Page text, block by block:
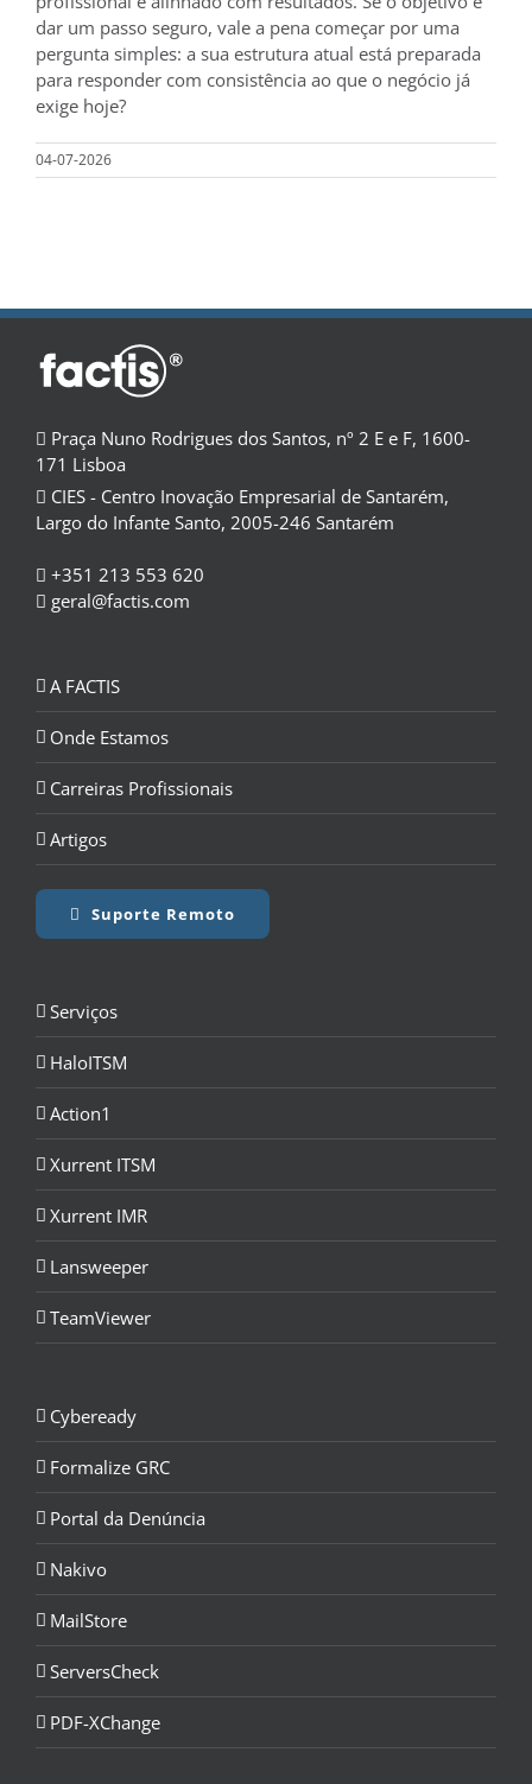
dar um passo seguro, vale a pena começar por uma
pergunta simples: a sua estrutura atual está preparada
para responder com consistência ao que o negócio já
exige hoje?
04-07-2026
Praça Nuno Rodrigues dos Santos, nº 2 E e F, 1600-
171 Lisboa
CIES - Centro Inovação Empresarial de Santarém,
Largo do Infante Santo, 2005-246 Santarém
+351 213 553 620
geral@factis.com
A FACTIS
Onde Estamos
Carreiras Profissionais
Artigos
Suporte Remoto
Serviços
HaloITSM
Action1
Xurrent ITSM
Xurrent IMR
Lansweeper
TeamViewer
Cybeready
Formalize GRC
Portal da Denúncia
Nakivo
MailStore
ServersCheck
PDF-XChange